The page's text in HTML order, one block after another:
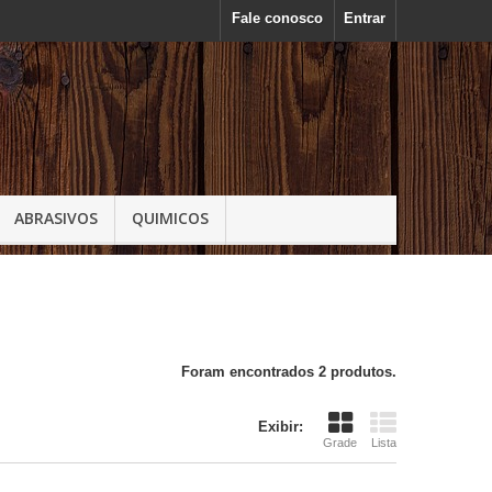
Entrar
Fale conosco
ABRASIVOS QUIMICOS
Foram encontrados 2 produtos.
Exibir:
Grade Lista